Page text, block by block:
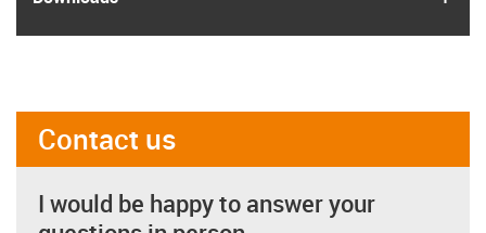
Contact us
I would be happy to answer your